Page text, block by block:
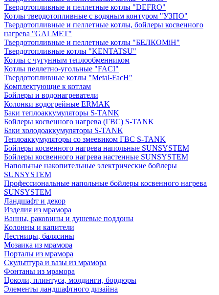
Твердотопливные и пеллетные котлы "DEFRO"
Котлы твердотопливные с водяным контуром "УЗПО"
Твердотопливные и пеллетные котлы, бойлеры косвенного
нагрева "GALMET"
Твердотопливные и пеллетные котлы "БЕЛКОМiН"
Твердотопливные котлы "KENTATSU"
Котлы с чугунным теплообменником
Котлы пеллетно-угольные "FACI"
Твердотопливные котлы "Metal-FacH"
Комплектующие к котлам
Бойлеры и водонагреватели
Колонки водогрейные ERMAK
Баки теплоаккумуляторы S-TANK
Бойлеры косвенного нагрева (ГВС) S-TANK
Баки холодоаккумуляторы S-TANK
Теплоаккумуляторы со змеевиком ГВС S-TANK
Бойлеры косвенного нагрева напольные SUNSYSTEM
Бойлеры косвенного нагрева настенные SUNSYSTEM
Напольные накопительные электрические бойлеры
SUNSYSTEM
Профессиональные напольные бойлеры косвенного нагрева
SUNSYSTEM
Ландшафт и декор
Изделия из мрамора
Ванны, раковины и душевые поддоны
Колонны и капители
Лестницы, балясины
Мозаика из мрамора
Порталы из мрамора
Скульптура и вазы из мрамора
Фонтаны из мрамора
Цоколи, плинтуса, молдинги, бордюры
Элементы ландшафтного дизайна